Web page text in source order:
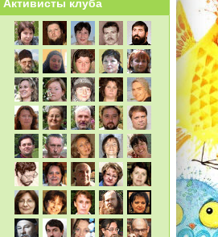
Активисты клуба